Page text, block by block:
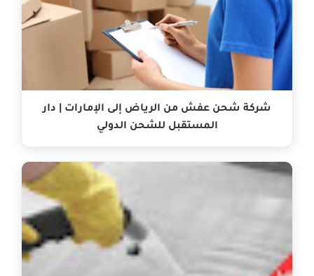
شركة شحن عفش من الرياض إلى الإمارات | دار
المستقبل للشحن الدولي